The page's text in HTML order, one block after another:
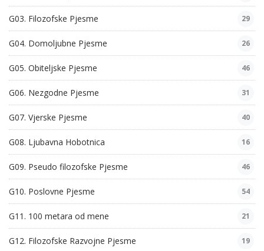
G03. Filozofske Pjesme 29
G04. Domoljubne Pjesme 26
G05. Obiteljske Pjesme 46
G06. Nezgodne Pjesme 31
G07. Vjerske Pjesme 40
G08. Ljubavna Hobotnica 16
G09. Pseudo filozofske Pjesme 46
G10. Poslovne Pjesme 54
G11. 100 metara od mene 21
G12. Filozofske Razvojne Pjesme 19